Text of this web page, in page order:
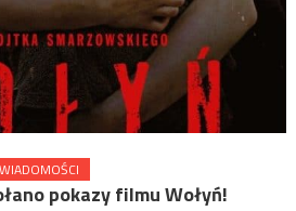
WIADOMOŚCI
pokazy filmu Wołyń!